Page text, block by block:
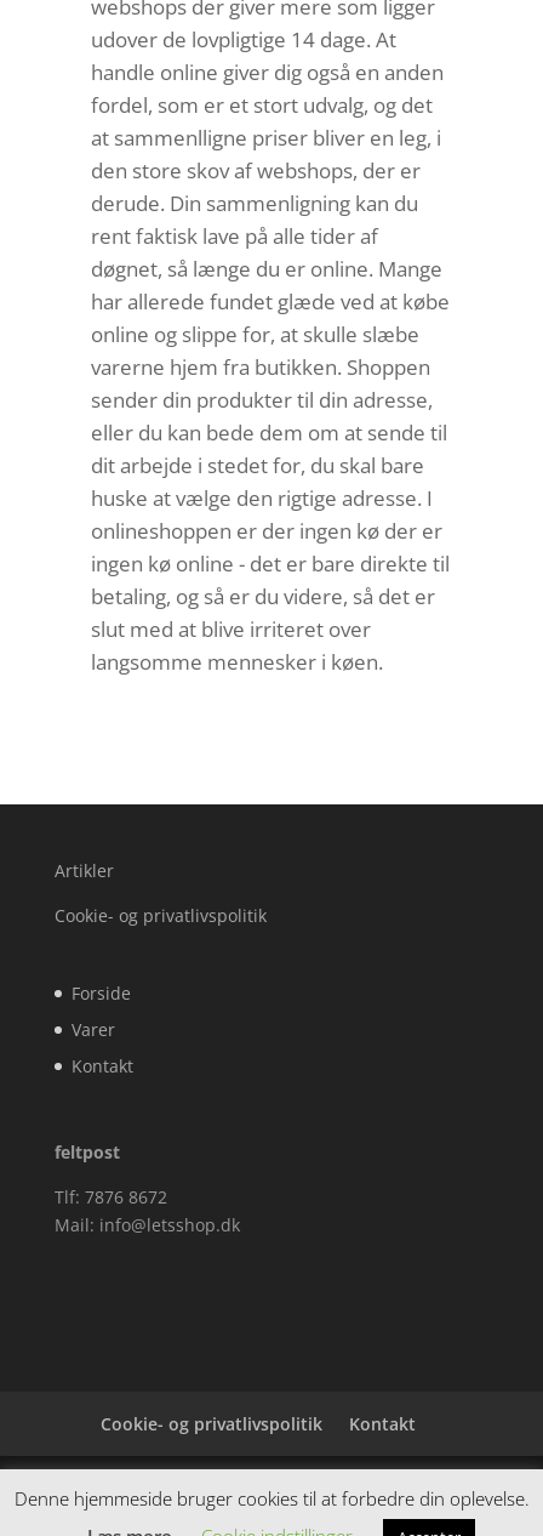
webshops der giver mere som ligger
udover de lovpligtige 14 dage. At
handle online giver dig også en anden
fordel, som er et stort udvalg, og det
at sammenlligne priser bliver en leg, i
den store skov af webshops, der er
derude. Din sammenligning kan du
rent faktisk lave på alle tider af
døgnet, så længe du er online. Mange
har allerede fundet glæde ved at købe
online og slippe for, at skulle slæbe
varerne hjem fra butikken. Shoppen
sender din produkter til din adresse,
eller du kan bede dem om at sende til
dit arbejde i stedet for, du skal bare
huske at vælge den rigtige adresse. I
onlineshoppen er der ingen kø der er
ingen kø online - det er bare direkte til
betaling, og så er du videre, så det er
slut med at blive irriteret over
langsomme mennesker i køen.
Artikler
Cookie- og privatlivspolitik
Forside
Varer
Kontakt
feltpost
Tlf: 7876 8672
Mail: info@letsshop.dk
Cookie- og privatlivspolitik Kontakt
Denne hjemmeside samler et bredt udvalg af
spændende varer. Siden er et affiiliatesite, og nogle
Denne hjemmeside bruger cookies til at forbedre din oplevelse.